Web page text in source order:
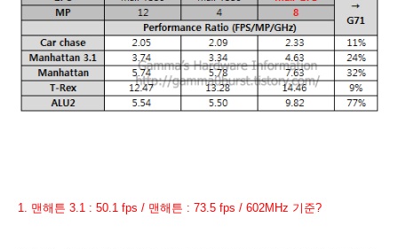
1. 맨해튼 3.1 : 50.1 fps / 맨해튼 : 73.5 fps / 602MHz 기준?